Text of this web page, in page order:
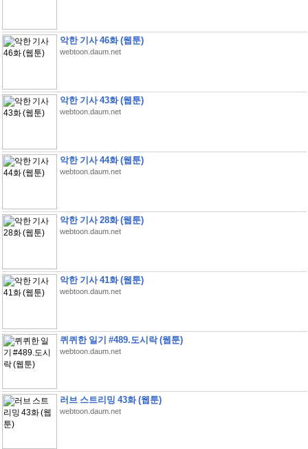
악한 기사 46화 (웹툰)
webtoon.daum.net
악한 기사 43화 (웹툰)
webtoon.daum.net
악한 기사 44화 (웹툰)
webtoon.daum.net
악한 기사 28화 (웹툰)
webtoon.daum.net
악한 기사 41화 (웹툰)
webtoon.daum.net
퀴퀴한 일기 #489.도시락 (웹툰)
webtoon.daum.net
러브 스트리밍 43화 (웹툰)
webtoon.daum.net